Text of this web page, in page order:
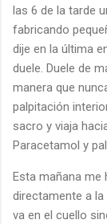
las 6 de la tarde
fabricando
dije en la última
duele. Duele de
manera que
palpitación
sacro y viaja
Paracetamol y
Esta mañana me
directamente a la
va en el cuello